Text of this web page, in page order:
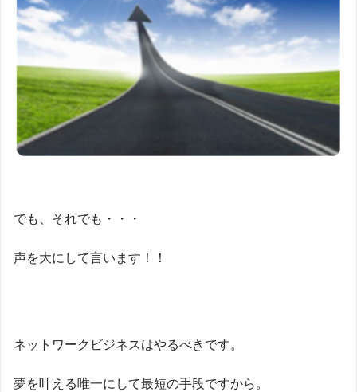
でも、それでも・・・
声を大にして言います！！
ネットワークビジネスはやるべきです。
夢を叶える唯一にして最短の手段ですから。